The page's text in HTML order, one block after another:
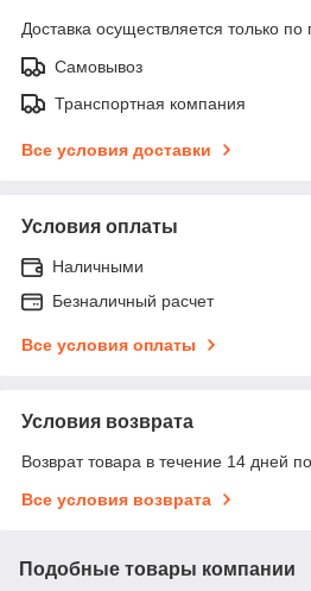
Доставка осуществляется только по
Самовывоз
Транспортная компания
Все условия доставки
Условия оплаты
Наличными
Безналичный расчет
Все условия оплаты
Условия возврата
Возврат товара в течение 14 дней
Все условия возврата
Подобные товары компании